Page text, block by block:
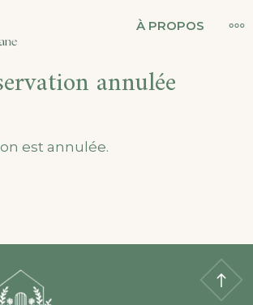
LES CHAMBRES
D'ORIANE
À PROPOS
annulée
est annulée.